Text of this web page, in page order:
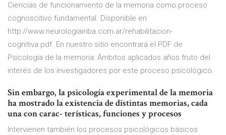
Ciencias de funcionamiento de la memoria como proceso
cognoscitivo fundamental. Disponible en
http://www.neurologiainba.com.ar/rehabilitacion-
cognitiva.pdf. En nuestro sitio encontrará el PDF de
Psicología de la memoria: Ámbitos aplicados años fruto del
interés de los investigadores por este proceso psicológico.
Sin embargo, la psicología experimental de la memoria
ha mostrado la existencia de distintas memorias, cada
una con carac- terísticas, funciones y procesos
Intervienen también los procesos psicológicos básicos